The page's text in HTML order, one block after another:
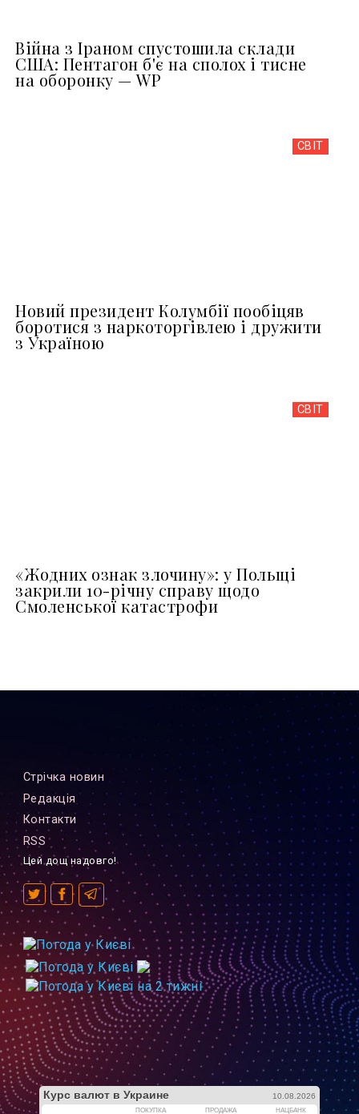
Війна з Іраном спустошила склади
США: Пентагон б'є на сполох і тисне
на оборонку — WP
СВІТ
Новий президент Колумбії пообіцяв
боротися з наркоторгівлею і дружити
з Україною
СВІТ
«Жодних ознак злочину»: у Польщі
закрили 10-річну справу щодо
Смоленської катастрофи
Стрiчка новин
Редакцiя
Контакти
RSS
Цей дощ надовго!